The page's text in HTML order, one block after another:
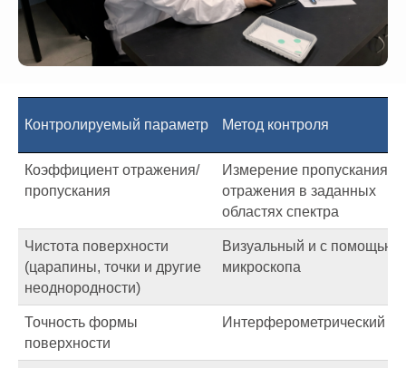
Контролируемый параметр Метод контроля
Коэффициент отражения/
пропускания
Измерение пропускания и
отражения в заданных
областях спектра
Чистота поверхности
(царапины, точки и другие
неоднородности)
Визуальный и с помощью
микроскопа
Точность формы
поверхности
Интерферометрический